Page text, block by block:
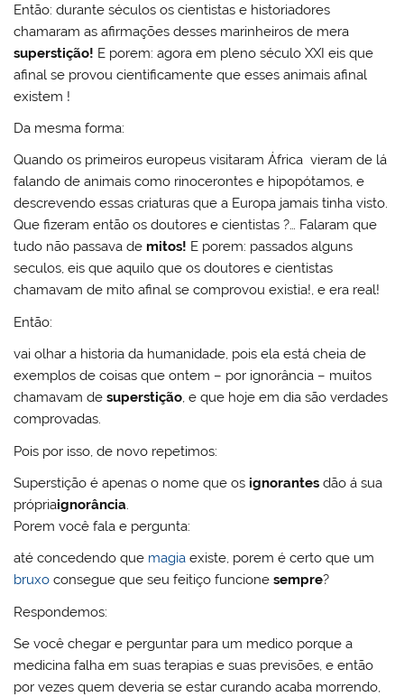
Então: durante séculos os cientistas e historiadores
chamaram as afirmações desses marinheiros de mera
superstição! E porem: agora em pleno século XXI eis que
afinal se provou cientificamente que esses animais afinal
existem !
Da mesma forma:
Quando os primeiros europeus visitaram África vieram de lá
falando de animais como rinocerontes e hipopótamos, e
descrevendo essas criaturas que a Europa jamais tinha visto.
Que fizeram então os doutores e cientistas ?… Falaram que
tudo não passava de mitos! E porem: passados alguns
seculos, eis que aquilo que os doutores e cientistas
chamavam de mito afinal se comprovou existia!, e era real!
Então:
vai olhar a historia da humanidade, pois ela está cheia de
exemplos de coisas que ontem – por ignorância – muitos
chamavam desuperstição, e que hoje em dia são verdades
comprovadas.
Pois por isso, de novo repetimos:
Superstição é apenas o nome que os ignorantesdão á sua
própriaignorância.
Porem você fala e pergunta:
até concedendo que magia existe, porem é certo que um
bruxo consegue que seu feitiço funcionesempre?
Respondemos:
Se você chegar e perguntar para um medico porque a
medicina falha em suas terapias e suas previsões, e então
por vezes quem deveria se estar curando acaba morrendo,